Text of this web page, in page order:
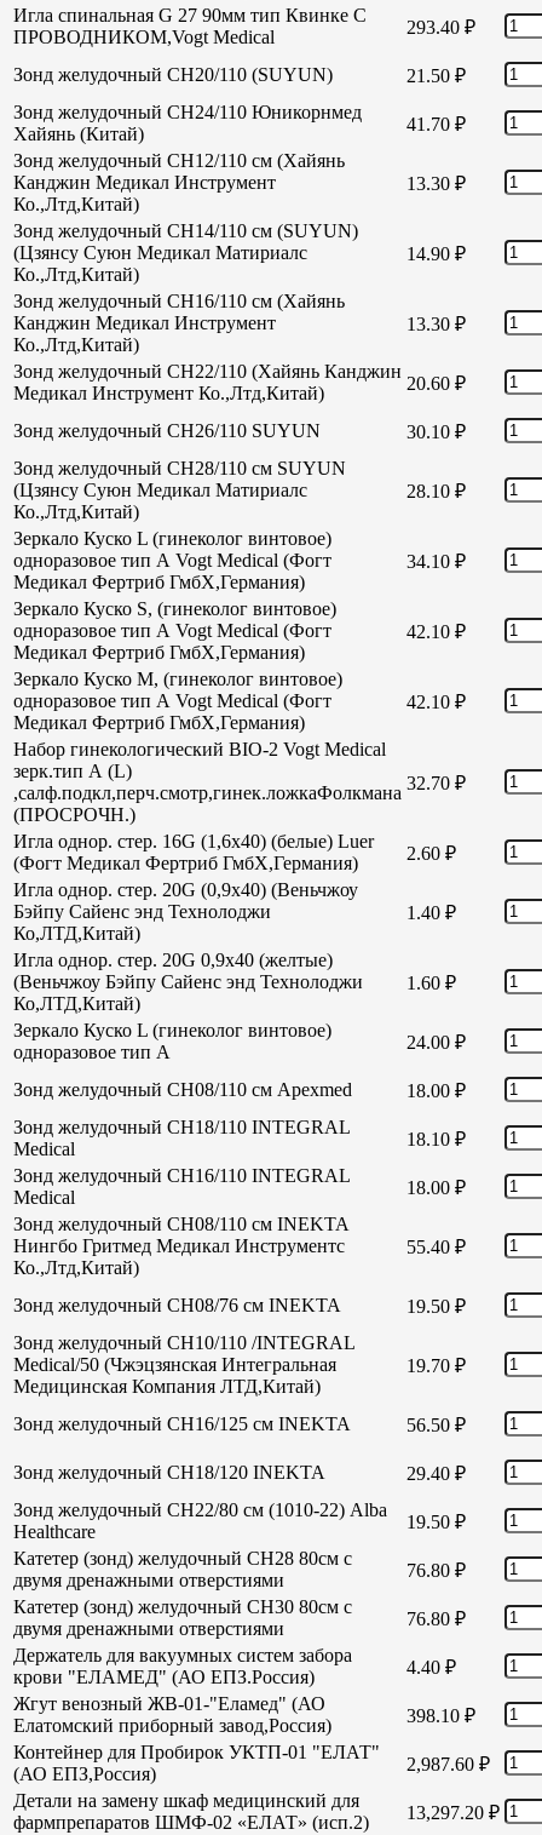
Игла спинальная G 27 90мм тип Квинке С
ПРОВОДНИКОМ,Vogt Medical
293.40 ₽
Зонд желудочный СН20/110 (SUYUN) 21.50 ₽
Зонд желудочный СН24/110 Юникорнмед
Хайянь (Китай)
41.70 ₽
Зонд желудочный CH12/110 см (Хайянь
Канджин Медикал Инструмент
Ко.,Лтд,Китай)
13.30 ₽
Зонд желудочный CH14/110 см (SUYUN)
(Цзянсу Суюн Медикал Матириалс
Ко.,Лтд,Китай)
14.90 ₽
Зонд желудочный CH16/110 см (Хайянь
Канджин Медикал Инструмент
Ко.,Лтд,Китай)
13.30 ₽
Зонд желудочный СН22/110 (Хайянь Канджин
Медикал Инструмент Ко.,Лтд,Китай)
20.60 ₽
Зонд желудочный СН26/110 SUYUN 30.10 ₽
Зонд желудочный СН28/110 см SUYUN
(Цзянсу Суюн Медикал Матириалс
Ко.,Лтд,Китай)
28.10 ₽
Зеркало Куско L (гинеколог винтовое)
одноразовое тип А Vogt Medical (Фогт
Медикал Фертриб ГмбХ,Германия)
34.10 ₽
Зеркало Куско S, (гинеколог винтовое)
одноразовое тип А Vogt Medical (Фогт
Медикал Фертриб ГмбХ,Германия)
42.10 ₽
Зеркало Куско М, (гинеколог винтовое)
одноразовое тип А Vogt Medical (Фогт
Медикал Фертриб ГмбХ,Германия)
42.10 ₽
Набор гинекологический BIO-2 Vogt Medical
зерк.тип А (L)
,салф.подкл,перч.смотр,гинек.ложкаФолкмана
(ПРОСРОЧН.)
32.70 ₽
Игла однор. стер. 16G (1,6х40) (белые) Luer
(Фогт Медикал Фертриб ГмбХ,Германия)
2.60 ₽
Игла однор. стер. 20G (0,9х40) (Веньчжоу
Бэйпу Сайенс энд Технолоджи
Ко,ЛТД,Китай)
1.40 ₽
Игла однор. стер. 20G 0,9х40 (желтые)
(Веньчжоу Бэйпу Сайенс энд Технолоджи
Ко,ЛТД,Китай)
1.60 ₽
Зеркало Куско L (гинеколог винтовое)
одноразовое тип А
24.00 ₽
Зонд желудочный СН08/110 см Apexmed 18.00 ₽
Зонд желудочный СН18/110 INTEGRAL
Medical
18.10 ₽
Зонд желудочный СН16/110 INTEGRAL
Medical
18.00 ₽
Зонд желудочный СН08/110 см INEKTA
Нингбо Гритмед Медикал Инструментс
Ко.,Лтд,Китай)
55.40 ₽
Зонд желудочный СН08/76 см INEKTA 19.50 ₽
Зонд желудочный СН10/110 /INTEGRAL
Medical/50 (Чжэцзянская Интегральная
Медицинская Компания ЛТД,Китай)
19.70 ₽
Зонд желудочный СН16/125 см INEKTA 56.50 ₽
Зонд желудочный СН18/120 INEKTA 29.40 ₽
Зонд желудочный СН22/80 см (1010-22) Alba
Healthcare
19.50 ₽
Катетер (зонд) желудочный СН28 80см с
двумя дренажными отверстиями
76.80 ₽
Катетер (зонд) желудочный СН30 80см с
двумя дренажными отверстиями
76.80 ₽
Держатель для вакуумных систем забора
крови "ЕЛАМЕД" (АО ЕПЗ.Россия)
4.40 ₽
Жгут венозный ЖВ-01-"Еламед" (АО
Елатомский приборный завод,Россия)
398.10 ₽
Контейнер для Пробирок УКТП-01 "ЕЛАТ"
(АО ЕПЗ,Россия)
2,987.60 ₽
Детали на замену шкаф медицинский для
фармпрепаратов ШМФ-02 «ЕЛАТ» (исп.2)
13,297.20 ₽